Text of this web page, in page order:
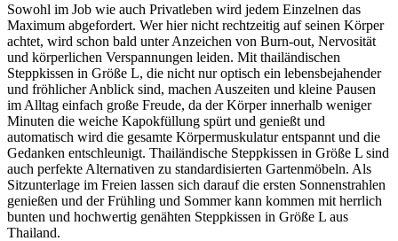
Sowohl im Job wie auch Privatleben wird jedem Einzelnen das
Maximum abgefordert. Wer hier nicht rechtzeitig auf seinen Körper
achtet, wird schon bald unter Anzeichen von Burn-out, Nervosität
und körperlichen Verspannungen leiden. Mit thailändischen
Steppkissen in Größe L, die nicht nur optisch ein lebensbejahender
und fröhlicher Anblick sind, machen Auszeiten und kleine Pausen
im Alltag einfach große Freude, da der Körper innerhalb weniger
Minuten die weiche Kapokfüllung spürt und genießt und
automatisch wird die gesamte Körpermuskulatur entspannt und die
Gedanken entschleunigt. Thailändische Steppkissen in Größe L sind
auch perfekte Alternativen zu standardisierten Gartenmöbeln. Als
Sitzunterlage im Freien lassen sich darauf die ersten Sonnenstrahlen
genießen und der Frühling und Sommer kann kommen mit herrlich
bunten und hochwertig genähten Steppkissen in Größe L aus
Thailand.